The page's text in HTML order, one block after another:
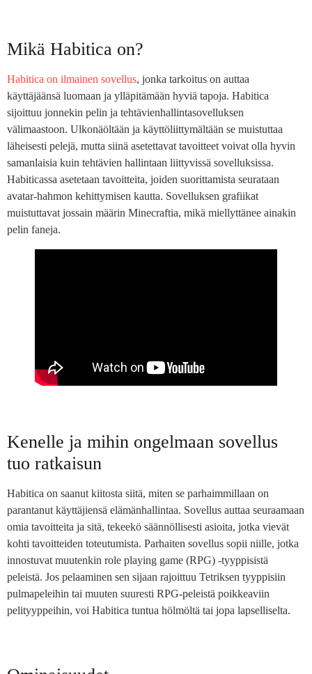
Mikä Habitica on?
Habitica on ilmainen sovellus, jonka tarkoitus on auttaa
käyttäjäänsä luomaan ja ylläpitämään hyviä tapoja. Habitica
sijoittuu jonnekin pelin ja tehtävienhallintasovelluksen
välimaastoon. Ulkonäöltään ja käyttöliittymältään se muistuttaa
läheisesti pelejä, mutta siinä asetettavat tavoitteet voivat olla hyvin
samanlaisia kuin tehtävien hallintaan liittyvissä sovelluksissa.
Habiticassa asetetaan tavoitteita, joiden suorittamista seurataan
avatar-hahmon kehittymisen kautta. Sovelluksen grafiikat
muistuttavat jossain määrin Minecraftia, mikä miellyttänee ainakin
pelin faneja.
Kenelle ja mihin ongelmaan sovellus
tuo ratkaisun
Habitica on saanut kiitosta siitä, miten se parhaimmillaan on
parantanut käyttäjiensä elämänhallintaa. Sovellus auttaa seuraamaan
omia tavoitteita ja sitä, tekeekö säännöllisesti asioita, jotka vievät
kohti tavoitteiden toteutumista. Parhaiten sovellus sopii niille, jotka
innostuvat muutenkin role playing game (RPG) -tyyppisistä
peleistä. Jos pelaaminen sen sijaan rajoittuu Tetriksen tyyppisiin
pulmapeleihin tai muuten suuresti RPG-peleistä poikkeaviin
pelityyppeihin, voi Habitica tuntua hölmöltä tai jopa lapselliselta.